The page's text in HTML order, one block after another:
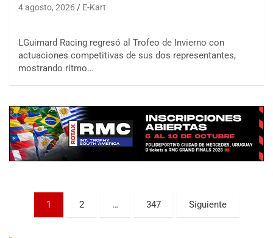
4 agosto, 2026 E-Kart
LGuimard Racing regresó al Trofeo de Invierno con
actuaciones competitivas de sus dos representantes,
mostrando ritmo…
Paginación
1 2 … 347 Siguiente
COBERTURA ESPECIAL DE E-KART.COM.AR
08/09-AGO
Baradero (Buenos Aires)
KDO - F6
Ciudad de Trenque Lauquen (Asfalto)
Trenque Lauquen (Buenos Aires)
Parque de la Velocidad (Asfalto)
Villaguay (Entre Ríos)